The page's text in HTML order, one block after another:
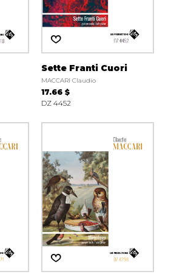
Sette Franti Cuori
MACCARI Claudio
17.66 $
DZ 4452